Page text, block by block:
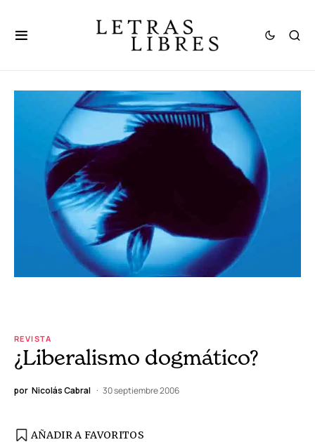
REVISTA
¿Liberalismo dogmático?
por Nicolás Cabral 30 septiembre 2006
AÑADIR A FAVORITOS